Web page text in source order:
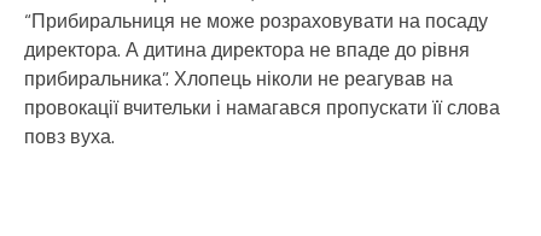
“Прибиральниця не може розраховувати на посаду
директора. А дитина директора не впаде до рівня
прибиральника”. Хлопець ніколи не реагував на
провокації вчительки і намагався пропускати її слова
повз вуха.